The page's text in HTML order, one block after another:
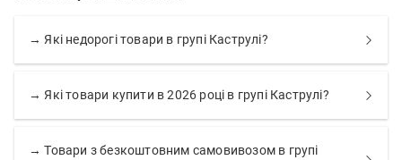
→ Які недорогі товари в групі Каструлі?
→ Які товари купити в 2026 році в групі Каструлі?
→ Товари з безкоштовним самовивозом в групі